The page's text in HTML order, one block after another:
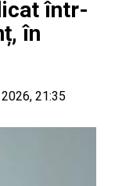
într-
în
21:35